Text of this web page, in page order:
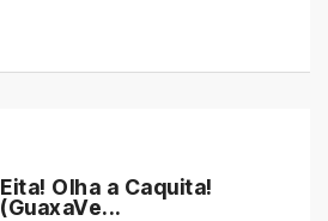
Eita! Olha a Caquita!
(GuaxaVe...